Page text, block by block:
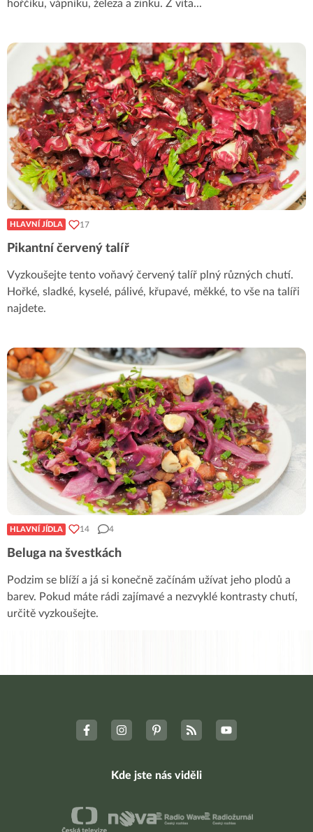
hořčíku, vápníku, železa a zinku. Z vita...
HLAVNÍ JÍDLA 17
Pikantní červený talíř
Vyzkoušejte tento voňavý červený talíř plný různých chutí.
Hořké, sladké, kyselé, pálivé, křupavé, měkké, to vše na talíři
najdete.
HLAVNÍ JÍDLA 14 4
Beluga na švestkách
Podzim se blíží a já si konečně začínám užívat jeho plodů a
barev. Pokud máte rádi zajímavé a nezvyklé kontrasty chutí,
určitě vyzkoušejte.
Kde jste nás viděli